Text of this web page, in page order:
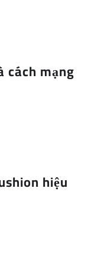
cách mạng
hiệu